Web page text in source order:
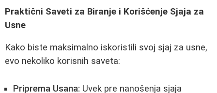
Praktični Saveti za Biranje i Korišćenje Sjaja za
Usne
Kako biste maksimalno iskoristili svoj sjaj za usne,
evo nekoliko korisnih saveta:
Priprema Usana: Uvek pre nanošenja sjaja